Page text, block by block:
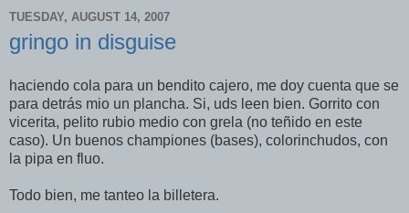
TUESDAY, AUGUST 14, 2007
gringo in disguise
haciendo cola para un bendito cajero, me doy cuenta que se
para detrás mio un plancha. Si, uds leen bien. Gorrito con
vicerita, pelito rubio medio con grela (no teñido en este
caso). Un buenos championes (bases), colorinchudos, con
la pipa en fluo.
Todo bien, me tanteo la billetera.